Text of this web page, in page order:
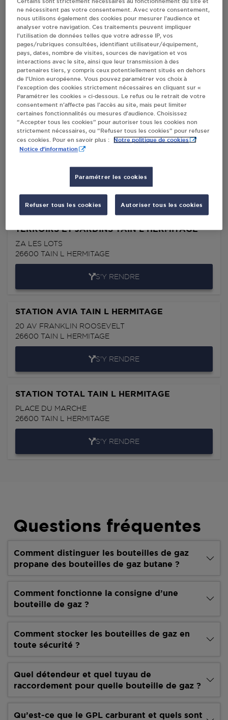
Villes
NETTO SAS CLARGO TAIN L HERMITAGE
RUE PAUL BOURRET
26600TAIN L HERMITAGE
S'Y RENDRE
DISTRIBUTEUR AUTOMATIQUE 24/24
INTERMARCHE TAIN L HERMITAGE
S'Y RENDRE
TERROIRS ET JARDINS TAIN L HERMITAGE
ZA LES LOTS
26600 TAIN L HERMITAGE
S'Y RENDRE
STATION AVIA TAIN L HERMITAGE
20 AV FRANKLIN ROOSEVELT
26600 TAIN L HERMITAGE
S'Y RENDRE
STATION TOTAL TAIN L HERMITAGE
PLACE DU MARCHE
26600 TAIN L HERMITAGE
S'Y RENDRE
Questions fréquentes
Comment distinguer les bouteilles de gaz
propane des bouteilles de gaz butane ?
Comment fonctionne la consigne d’une
bouteille de gaz ?
Comment stocker les bouteilles de gaz en
toute sécurité ?
Quel détendeur et quel tuyau de
raccordement pour quelle bouteille de gaz ?
Qu’est-ce que le GPL carburant et quels sont
Certains sont strictement nécessaires au fonctionnement du site et
ne nécessitent pas votre consentement. Avec votre consentement,
nous utilisons également des cookies pour mesurer l’audience et
analyser votre navigation. Ces traitements peuvent impliquer
l’utilisation de données telles que votre adresse IP, vos
pages/rubriques consultées, identifiant utilisateur/équipement,
pays, dates, nombre de visites, sources de navigation et vos
interactions avec le site, ainsi que leur transmission à des
partenaires tiers, y compris ceux potentiellement situés en dehors
de l’Union européenne. Vous pouvez paramétrer vos choix à
l’exception des cookies strictement nécessaires en cliquant sur «
Paramétrer les cookies » ci-dessous. Le refus ou le retrait de votre
consentement n’affecte pas l’accès au site, mais peut limiter
certaines fonctionnalités ou mesures d’audience. Choisissez
“Accepter tous les cookies” pour autoriser tous les cookies non
strictement nécessaires, ou “Refuser tous les cookies” pour refuser
ces cookies. Pour en savoir plus :
Notre politique de cookies
Notice d'information
Paramétrer les cookies
Refuser tous les cookies Autoriser tous les cookies